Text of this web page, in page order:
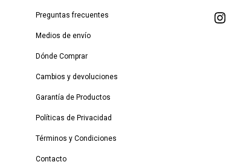
Preguntas frecuentes
Medios de envío
Dónde Comprar
Cambios y devoluciones
Garantía de Productos
Políticas de Privacidad
Términos y Condiciones
Contacto